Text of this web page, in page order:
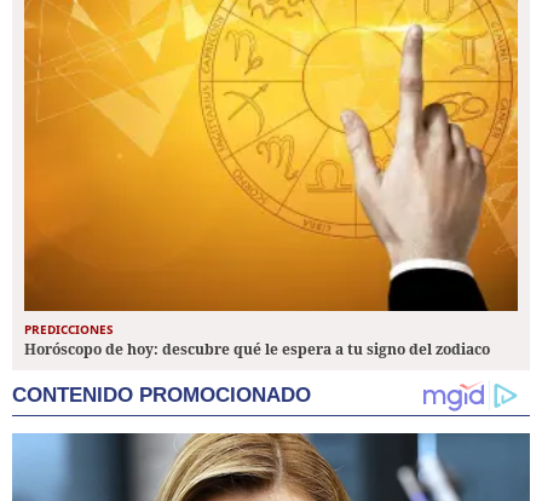
PREDICCIONES
Horóscopo de hoy: descubre qué le espera a tu signo del zodiaco
CONTENIDO PROMOCIONADO